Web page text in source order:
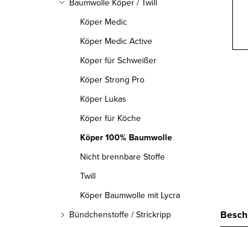
Baumwolle Köper / Twill
Köper Medic
Köper Medic Active
Köper für Schweißer
Köper Strong Pro
Köper Lukas
Köper für Köche
Köper 100% Baumwolle
Nicht brennbare Stoffe
Twill
Köper Baumwolle mit Lycra
Bündchenstoffe / Strickripp